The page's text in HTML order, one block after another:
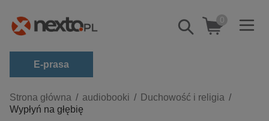
Pokaż/schowaj
wyszukiwarkę
0
E-prasa
Kategorie
Zobacz wszystkie E-prasa
Strona główna audiobooki
Duchowość i religia
Wypłyń na głębię